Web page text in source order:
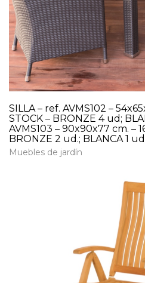
SILLA – ref. AVMS102 –
STOCK – BRONZE 4 ud;
AVMS103 – 90x90x77 cm. –
BRONZE 2 ud.; BLANCA 1
Muebles de jardín